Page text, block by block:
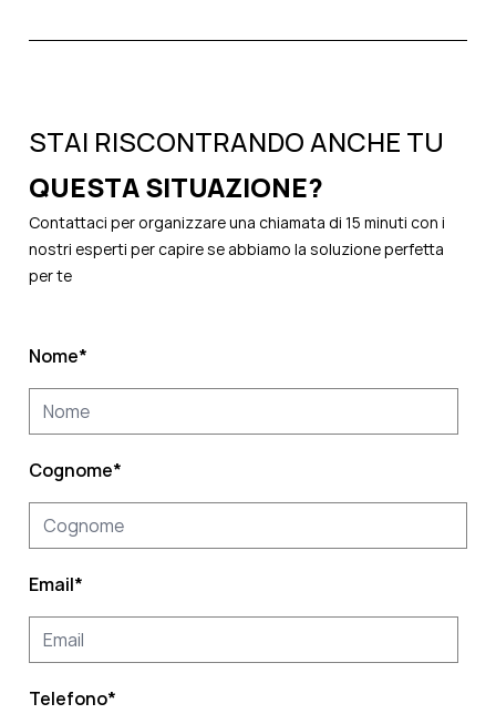
STAI RISCONTRANDO ANCHE TU
QUESTA SITUAZIONE?
Contattaci per organizzare una chiamata di 15 minuti con i
nostri esperti per capire se abbiamo la soluzione perfetta
per te
Nome*
Cognome*
Email*
Telefono*